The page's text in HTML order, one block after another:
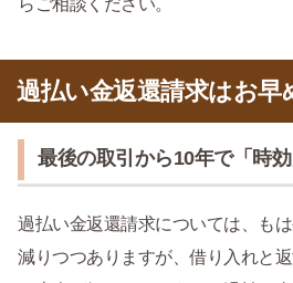
過払い金返還請求はお早
最後の取引から10年で「時
過払い金返還請求については、も
減りつつありますが、借り入れと返